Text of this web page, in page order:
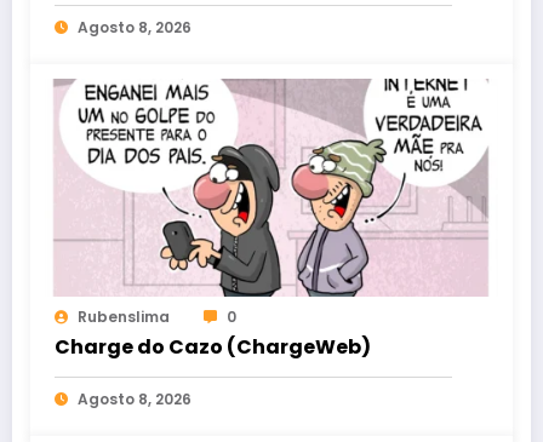
Agosto 8, 2026
Rubenslima 0
Charge do Cazo (ChargeWeb)
Agosto 8, 2026